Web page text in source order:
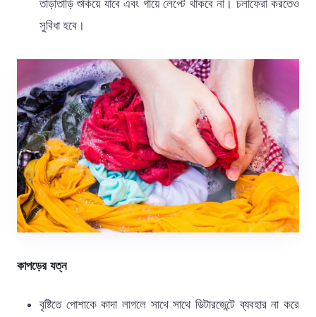
তাড়াতাড়ি শুকিয়ে যাবে এবং গায়ে লেপ্টে থাকবে না। চলাফেরা করতেও
সুবিধা হবে।
কাপড়ের যত্ন
বৃষ্টিতে পোশাকে কাদা লাগলে সাথে সাথে ডিটারজেন্টে ব্যবহার না করে